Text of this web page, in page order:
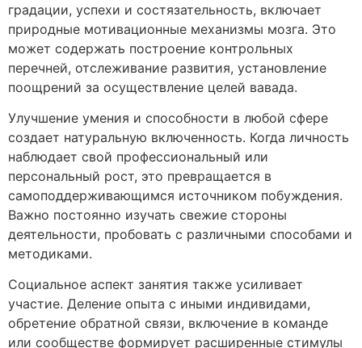
градации, успехи и состязательность, включает
природные мотивационные механизмы мозга. Это
может содержать построение контрольных
перечней, отслеживание развития, установление
поощрений за осуществление целей вавада.
Улучшение умения и способности в любой сфере
создает натуральную включенность. Когда личность
наблюдает свой профессиональный или
персональный рост, это превращается в
самоподдерживающимся источником побуждения.
Важно постоянно изучать свежие стороны
деятельности, пробовать с различными способами и
методиками.
Социальное аспект занятия также усиливает
участие. Деление опыта с иными индивидами,
обретение обратной связи, включение в команде
или сообществе формирует расширенные стимулы